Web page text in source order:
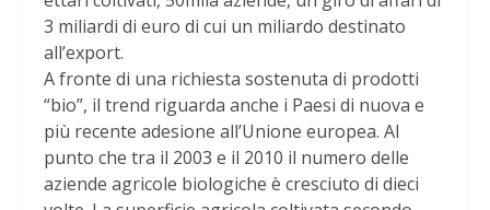
3 miliardi di euro di cui un miliardo destinato
all’export.
A fronte di una richiesta sostenuta di prodotti
“bio”, il trend riguarda anche i Paesi di nuova e
più recente adesione all’Unione europea. Al
punto che tra il 2003 e il 2010 il numero delle
aziende agricole biologiche è cresciuto di dieci